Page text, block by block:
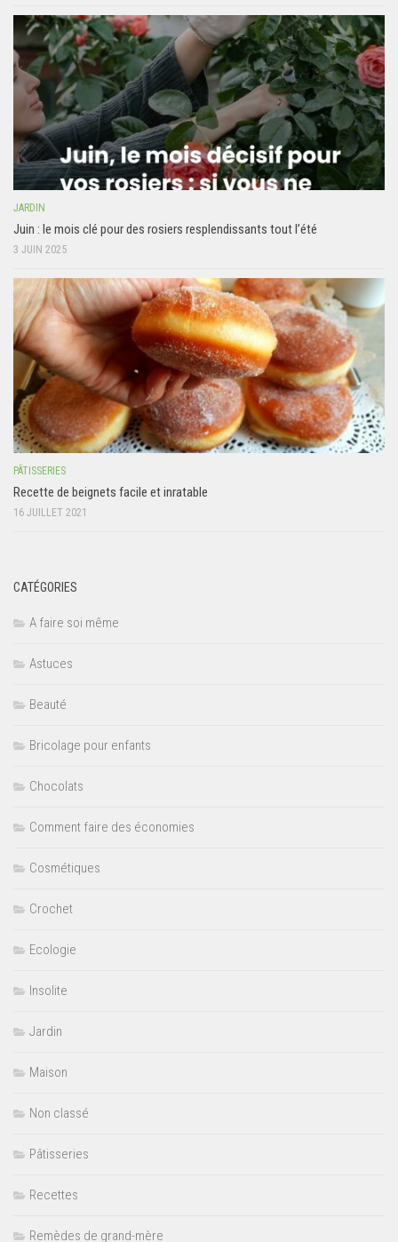
JARDIN
Juin : le mois clé pour des rosiers resplendissants tout l’été
3 JUIN 2025
PÂTISSERIES
Recette de beignets facile et inratable
16 JUILLET 2021
CATÉGORIES
A faire soi même
Astuces
Beauté
Bricolage pour enfants
Chocolats
Comment faire des économies
Cosmétiques
Crochet
Ecologie
Insolite
Jardin
Maison
Non classé
Pâtisseries
Recettes
Remèdes de grand-mère